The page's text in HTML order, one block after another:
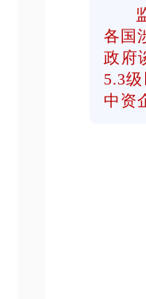
各国
政府
5.3
中资